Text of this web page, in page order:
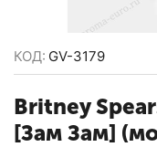
КОД: GV-3179
Britney
[Зам Зам]